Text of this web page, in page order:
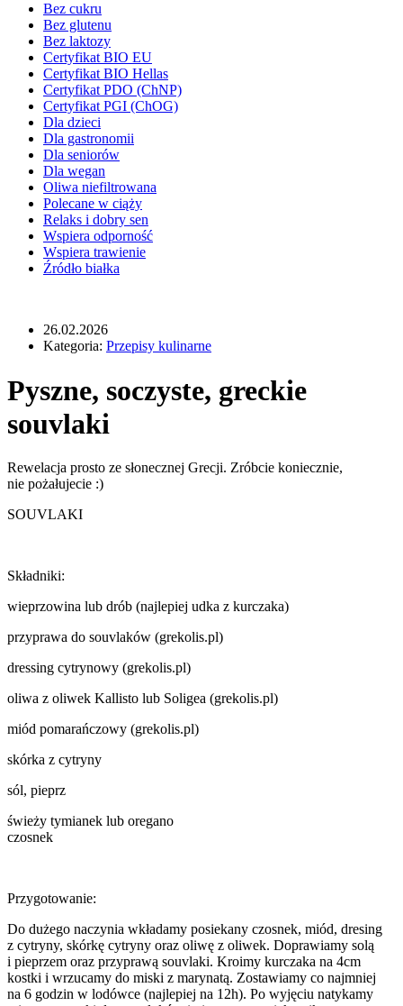
Bez cukru
Bez glutenu
Bez laktozy
Certyfikat BIO EU
Certyfikat BIO Hellas
Certyfikat PDO (ChNP)
Certyfikat PGI (ChOG)
Dla dzieci
Dla gastronomii
Dla seniorów
Dla wegan
Oliwa niefiltrowana
Polecane w ciąży
Relaks i dobry sen
Wspiera odporność
Wspiera trawienie
Źródło białka
26.02.2026
Kategoria: Przepisy kulinarne
Pyszne, soczyste, greckie
souvlaki
Rewelacja prosto ze słonecznej Grecji. Zróbcie koniecznie,
nie pożałujecie :)
SOUVLAKI
Składniki:
wieprzowina lub drób (najlepiej udka z kurczaka)
przyprawa do souvlaków (grekolis.pl)
dressing cytrynowy (grekolis.pl)
oliwa z oliwek Kallisto lub Soligea (grekolis.pl)
miód pomarańczowy (grekolis.pl)
skórka z cytryny
sól, pieprz
świeży tymianek lub oregano
czosnek
Przygotowanie:
Do dużego naczynia wkładamy posiekany czosnek, miód, dresing
z cytryny, skórkę cytryny oraz oliwę z oliwek. Doprawiamy solą
i pieprzem oraz przyprawą souvlaki. Kroimy kurczaka na 4cm
kostki i wrzucamy do miski z marynatą. Zostawiamy co najmniej
na 6 godzin w lodówce (najlepiej na 12h). Po wyjęciu natykamy